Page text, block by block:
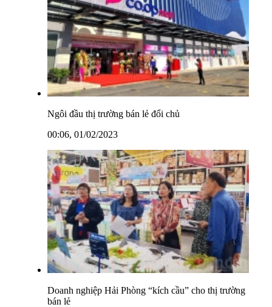
Ngôi đầu thị trường bán lẻ đổi chủ
00:06, 01/02/2023
Doanh nghiệp Hải Phòng “kích cầu” cho thị trường
bán lẻ